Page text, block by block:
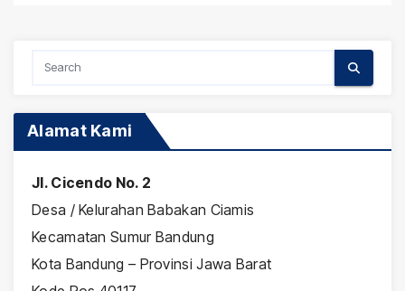
Alamat Kami
Jl. Cicendo No. 2
Desa / Kelurahan Babakan Ciamis
Kecamatan Sumur Bandung
Kota Bandung – Provinsi Jawa Barat